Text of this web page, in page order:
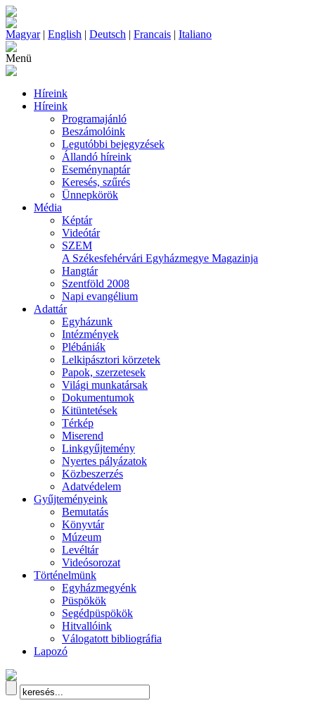
Magyar| English | Deutsch | Francais | Italiano
Menü
Híreink
Híreink
Programajánló
Beszámolóink
Legutóbbi bejegyzések
Állandó híreink
Eseménynaptár
Keresés, szűrés
Ünnepkörök
Média
Képtár
Videótár
SZEM
A Székesfehérvári Egyházmegye Magazinja
Hangtár
Szentföld 2008
Napi evangélium
Adattár
Egyházunk
Intézmények
Plébániák
Lelkipásztori körzetek
Papok, szerzetesek
Világi munkatársak
Dokumentumok
Kitüntetések
Térkép
Miserend
Linkgyűjtemény
Nyertes pályázatok
Közbeszerzés
Adatvédelem
Gyűjteményeink
Bemutatás
Könyvtár
Múzeum
Levéltár
Videósorozat
Történelmünk
Egyházmegyénk
Püspökök
Segédpüspökök
Hitvallóink
Válogatott bibliográfia
Lapozó